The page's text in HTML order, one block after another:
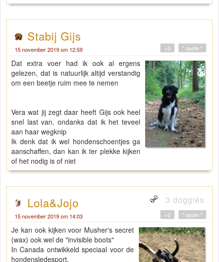
Stabij Gijs
15 november 2019 om 12:59 " quote "
+0
Dat extra voer had ik ook al ergens
gelezen, dat is natuurlijk altijd verstandig
om een beetje ruim mee te nemen
Vera wat jij zegt daar heeft Gijs ook heel
snel last van, ondanks dat ik het teveel
aan haar wegknip
Ik denk dat ik wel hondenschoentjes ga
aanschaffen, dan kan ik ter plekke kijken
of het nodig is of niet
Lola&Jojo 3 doggies
15 november 2019 om 14:03 " quote "
+0
Je kan ook kijken voor Musher's secret
(wax) ook wel de "invisible boots"
In Canada ontwikkeld speciaal voor de
hondensledesport.